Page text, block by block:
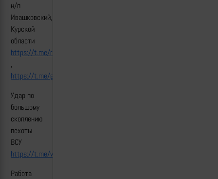
н/п
Ивашковский,
Курской
области
https://t.me/russkiypatriot0/19664
,
https://t.me/gefestwar/4527
Удар по
большому
скоплению
пехоты
ВСУ
https://t.me/warriorofnorth/6676
Работа